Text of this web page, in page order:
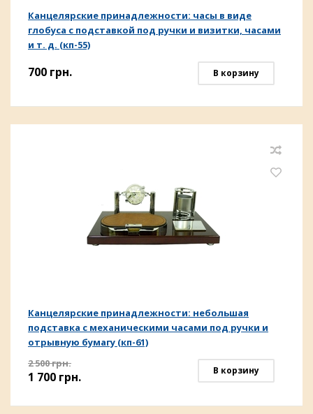
Канцелярские принадлежности: часы в виде
глобуса с подставкой под ручки и визитки, часами
и т. д. (кп-55)
700 грн. В корзину
Канцелярские принадлежности: небольшая
подставка с механическими часами под ручки и
отрывную бумагу (кп-61)
2 500грн.
1 700 грн. В корзину